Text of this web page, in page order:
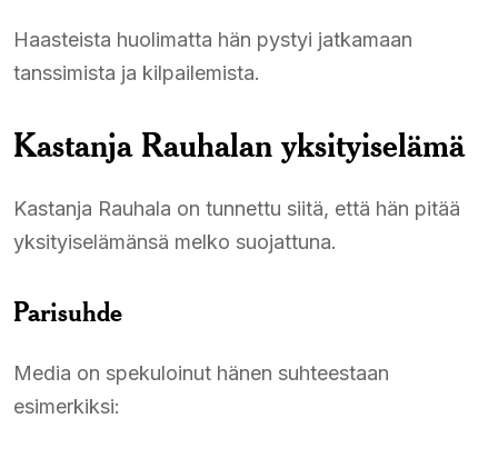
Haasteista huolimatta hän pystyi jatkamaan
tanssimista ja kilpailemista.
Kastanja Rauhalan yksityiselämä
Kastanja Rauhala on tunnettu siitä, että hän pitää
yksityiselämänsä melko suojattuna.
Parisuhde
Media on spekuloinut hänen suhteestaan
esimerkiksi: